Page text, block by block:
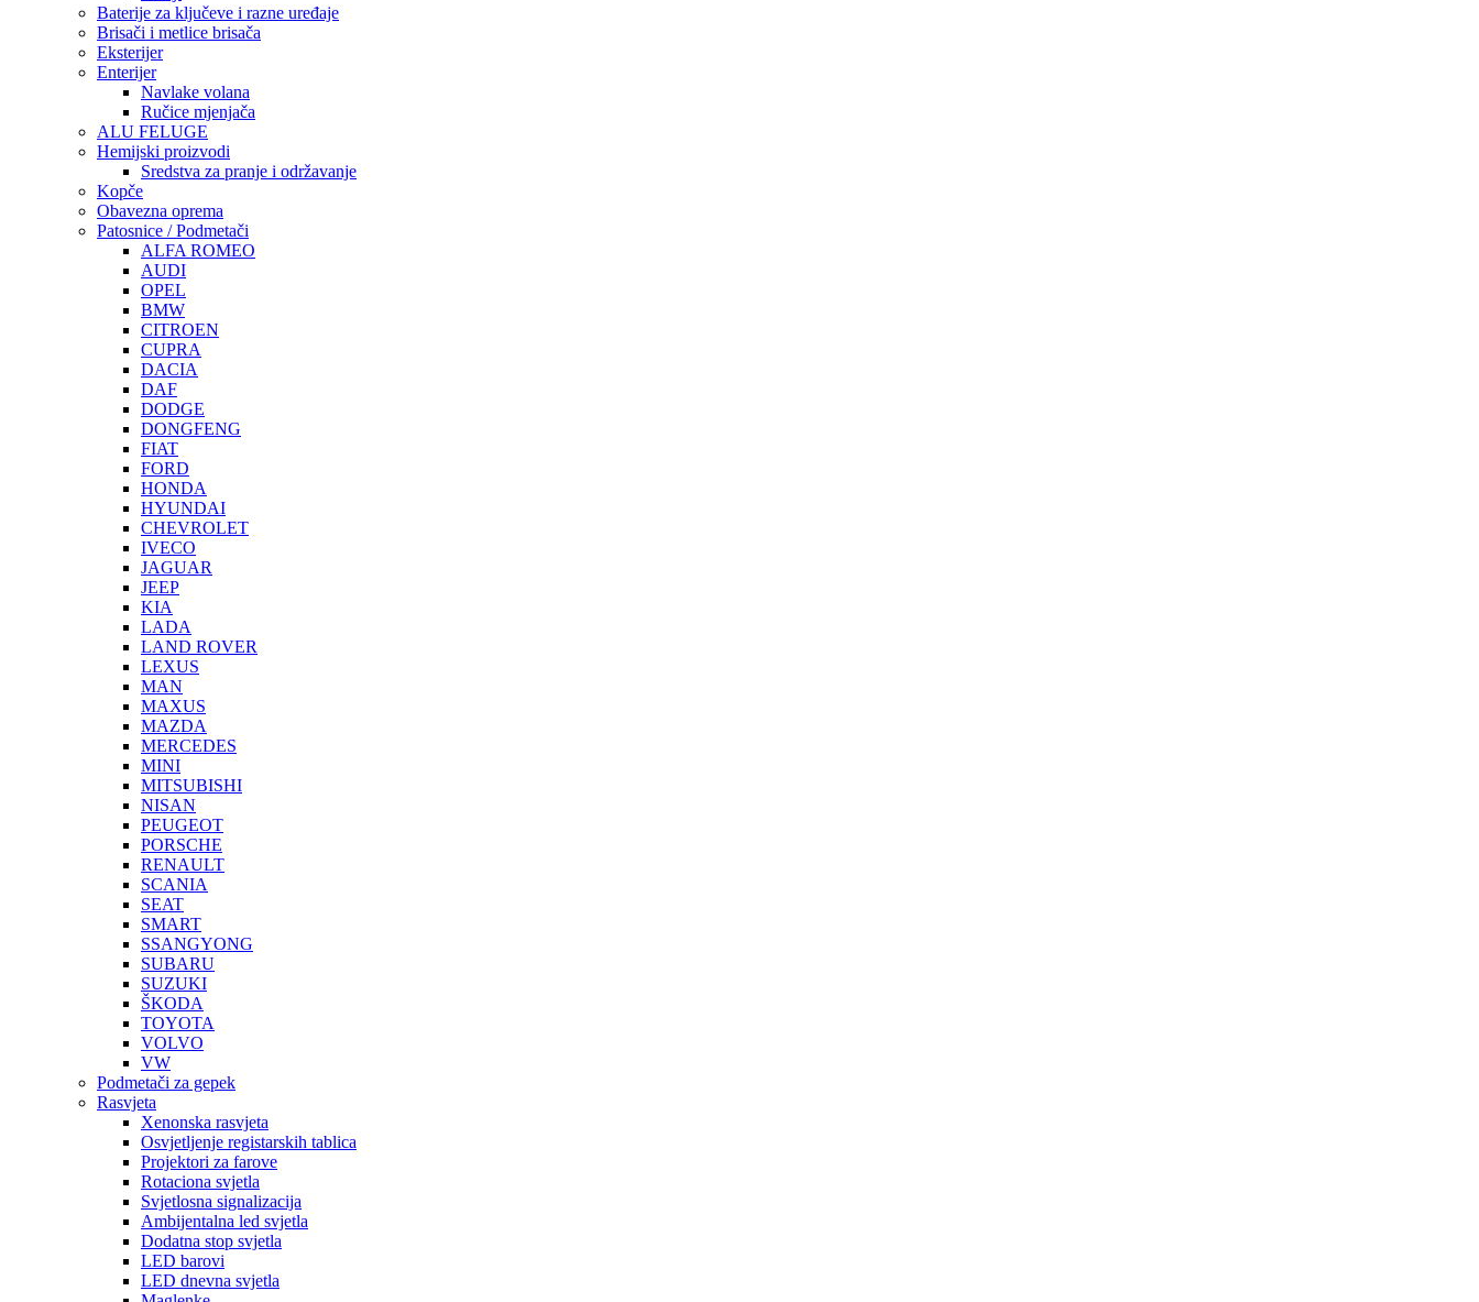
Baterije za ključeve i razne uređaje
Brisači i metlice brisača
Eksterijer
Enterijer
Navlake volana
Ručice mjenjača
ALU FELUGE
Hemijski proizvodi
Sredstva za pranje i održavanje
Kopče
Obavezna oprema
Patosnice / Podmetači
ALFA ROMEO
AUDI
OPEL
BMW
CITROEN
CUPRA
DACIA
DAF
DODGE
DONGFENG
FIAT
FORD
HONDA
HYUNDAI
CHEVROLET
IVECO
JAGUAR
JEEP
KIA
LADA
LAND ROVER
LEXUS
MAN
MAXUS
MAZDA
MERCEDES
MINI
MITSUBISHI
NISAN
PEUGEOT
PORSCHE
RENAULT
SCANIA
SEAT
SMART
SSANGYONG
SUBARU
SUZUKI
ŠKODA
TOYOTA
VOLVO
VW
Podmetači za gepek
Rasvjeta
Xenonska rasvjeta
Osvjetljenje registarskih tablica
Projektori za farove
Rotaciona svjetla
Svjetlosna signalizacija
Ambijentalna led svjetla
Dodatna stop svjetla
LED barovi
LED dnevna svjetla